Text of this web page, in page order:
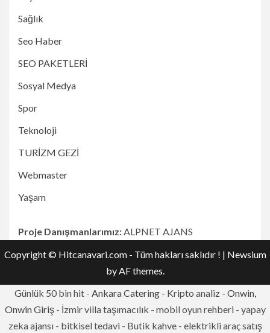
Sağlık
Seo Haber
SEO PAKETLERİ
Sosyal Medya
Spor
Teknoloji
TURİZM GEZİ
Webmaster
Yaşam
Proje Danışmanlarımız: ALPNET AJANS
Copyright © Hitcanavari.com - Tüm hakları saklıdır ! | Newsium
by AF themes.
Günlük 50 bin hit - Ankara Catering- Kripto analiz - Onwin,
Onwin Giriş- İzmir villa taşımacılık - mobil oyun rehberi - yapay
zeka ajansı - bitkisel tedavi - Butik kahve - elektrikli araç satış